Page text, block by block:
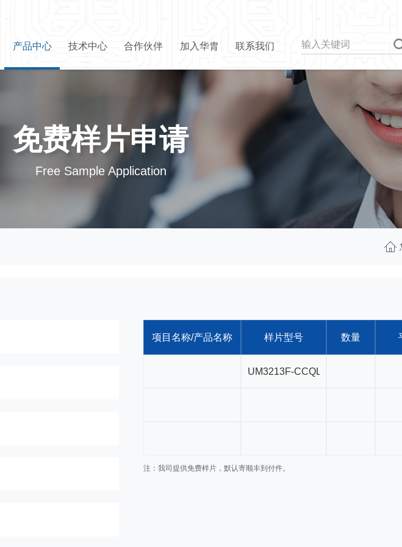
产品中心 技术中心 合作伙伴 加入华胄 联系我们
免费样片申请
Free Sample Application
项目名称/产品名称 样片型号 数量
注：我司提供免费样片，默认寄顺丰到付件。